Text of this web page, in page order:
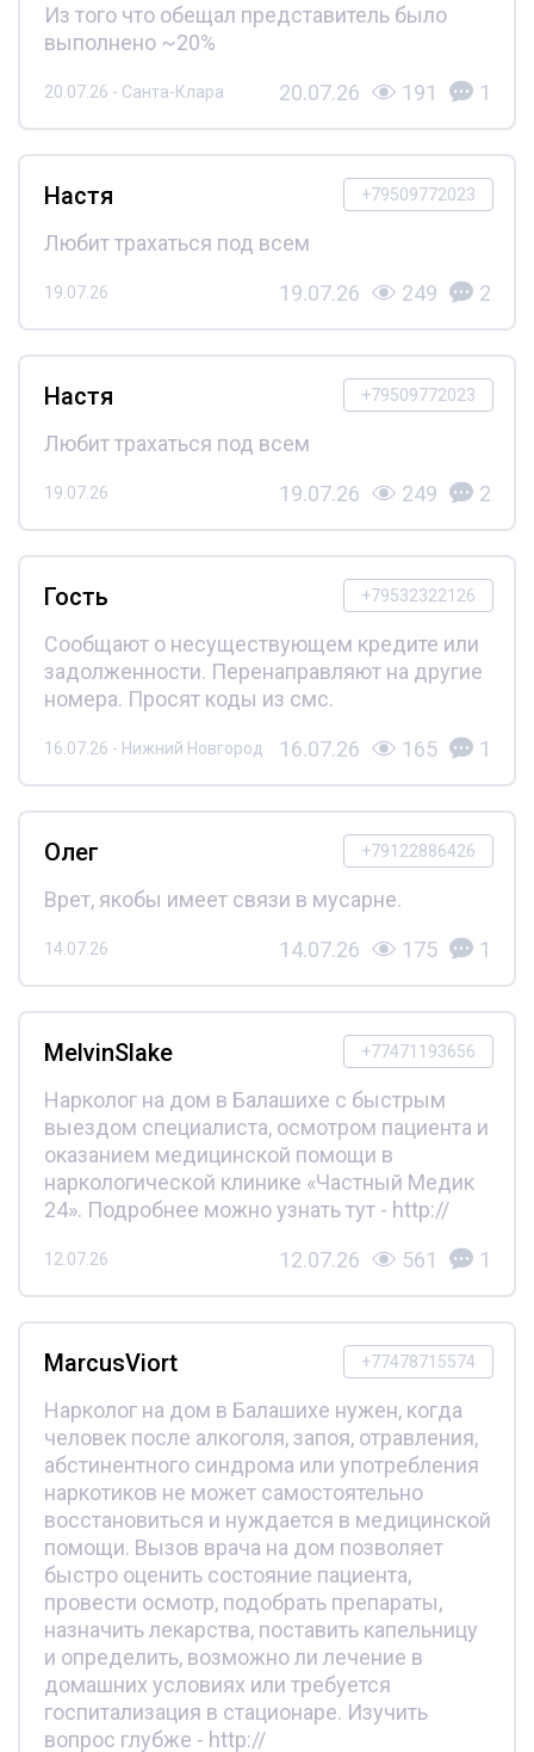
Из того что обещал представитель было
выполнено ~20%
20.07.26 - Санта-Клара 20.07.26 191 1
+79509772023
Настя
Любит трахаться под всем
19.07.26 19.07.26 249 2
+79509772023
Настя
Любит трахаться под всем
19.07.26 19.07.26 249 2
+79532322126
Гость
Сообщают о несуществующем кредите или
задолженности. Перенаправляют на другие
номера. Просят коды из смс.
16.07.26 - Нижний Новгород 16.07.26 165 1
+79122886426
Олег
Врет, якобы имеет связи в мусарне.
14.07.26 14.07.26 175 1
+77471193656
MelvinSlake
Нарколог на дом в Балашихе с быстрым
выездом специалиста, осмотром пациента и
оказанием медицинской помощи в
наркологической клинике «Частный Медик
24». Подробнее можно узнать тут - http://
12.07.26 12.07.26 561 1
+77478715574
MarcusViort
Нарколог на дом в Балашихе нужен, когда
человек после алкоголя, запоя, отравления,
абстинентного синдрома или употребления
наркотиков не может самостоятельно
восстановиться и нуждается в медицинской
помощи. Вызов врача на дом позволяет
быстро оценить состояние пациента,
провести осмотр, подобрать препараты,
назначить лекарства, поставить капельницу
и определить, возможно ли лечение в
домашних условиях или требуется
госпитализация в стационаре. Изучить
вопрос глубже - http://